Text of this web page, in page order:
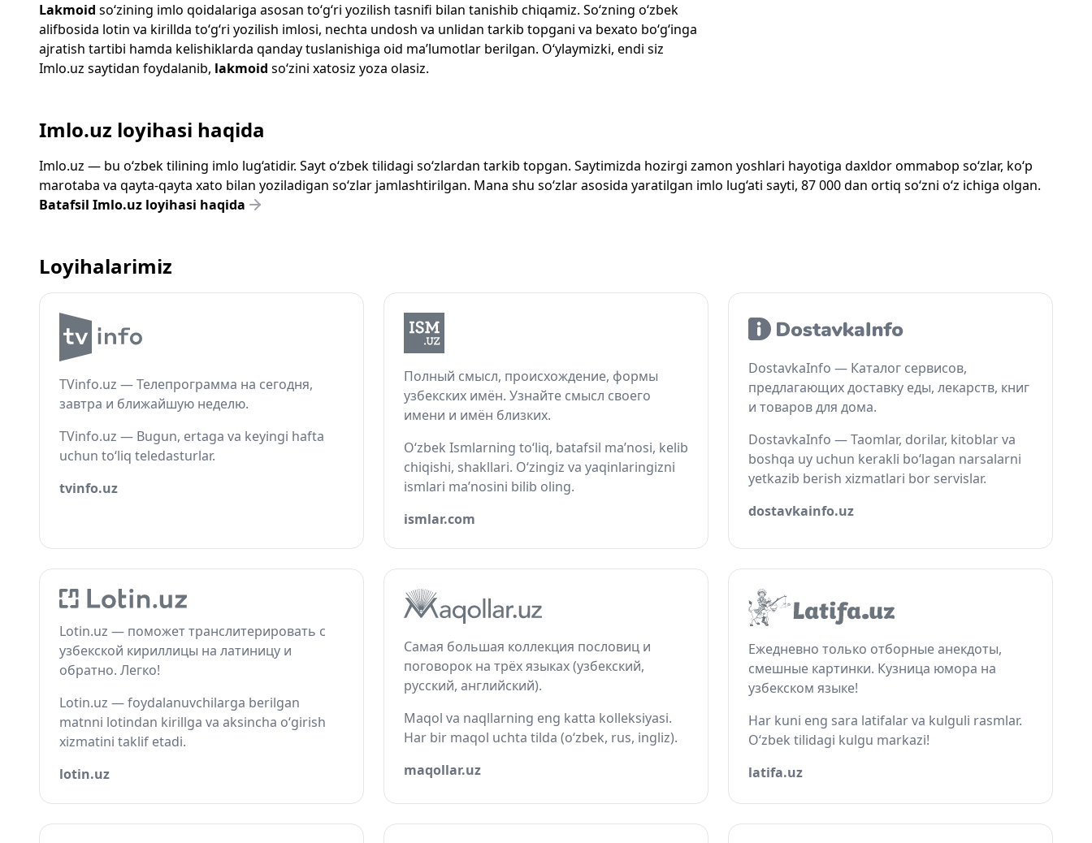
Lakmoid so‘zining imlo qoidalariga asosan to‘g‘ri yozilish tasnifi bilan tanishib chiqamiz. So‘zning o‘zbek
alifbosida lotin va kirillda to‘g‘ri yozilish imlosi, nechta undosh va unlidan tarkib topgani va bexato bo‘g‘inga
ajratish tartibi hamda kelishiklarda qanday tuslanishiga oid ma’lumotlar berilgan. O‘ylaymizki, endi siz
Imlo.uz saytidan foydalanib, lakmoid so‘zini xatosiz yoza olasiz.
Imlo.uz loyihasi haqida
Imlo.uz — bu o‘zbek tilining imlo lug‘atidir. Sayt o‘zbek tilidagi so‘zlardan tarkib topgan. Saytimizda hozirgi zamon yoshlari hayotiga daxldor ommabop so‘zlar, ko‘p
marotaba va qayta-qayta xato bilan yoziladigan so‘zlar jamlashtirilgan. Mana shu so‘zlar asosida yaratilgan imlo lug‘ati sayti, 87 000 dan ortiq so‘zni o‘z ichiga olgan.
Batafsil Imlo.uz loyihasi haqida
Loyihalarimiz
TVinfo.uz — Телепрограмма на сегодня,
завтра и ближайшую неделю.
TVinfo.uz — Bugun, ertaga va keyingi hafta
uchun to‘liq teledasturlar.
tvinfo.uz
Полный смысл, происхождение, формы
узбекских имён. Узнайте смысл своего
имени и имён близких.
O‘zbek Ismlarning to‘liq, batafsil ma’nosi, kelib
chiqishi, shakllari. O‘zingiz va yaqinlaringizni
ismlari ma’nosini bilib oling.
ismlar.com
DostavkaInfo — Каталог сервисов,
предлагающих доставку еды, лекарств, книг
и товаров для дома.
DostavkaInfo — Taomlar, dorilar, kitoblar va
boshqa uy uchun kerakli bo‘lagan narsalarni
yetkazib berish xizmatlari bor servislar.
dostavkainfo.uz
Lotin.uz — поможет транслитерировать с
узбекской кириллицы на латиницу и
обратно. Легко!
Lotin.uz — foydalanuvchilarga berilgan
matnni lotindan kirillga va aksincha o‘girish
xizmatini taklif etadi.
lotin.uz
Самая большая коллекция пословиц и
поговорок на трёх языках (узбекский,
русский, английский).
Maqol va naqllarning eng katta kolleksiyasi.
Har bir maqol uchta tilda (o‘zbek, rus, ingliz).
maqollar.uz
Ежедневно только отборные анекдоты,
смешные картинки. Кузница юмора на
узбекском языке!
Har kuni eng sara latifalar va kulguli rasmlar.
O‘zbek tilidagi kulgu markazi!
latifa.uz